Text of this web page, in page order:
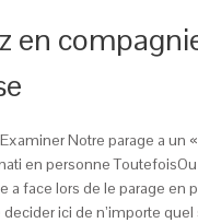
en
Notre parage a un
en personne
a face lors de le parage en
ici de n’importe